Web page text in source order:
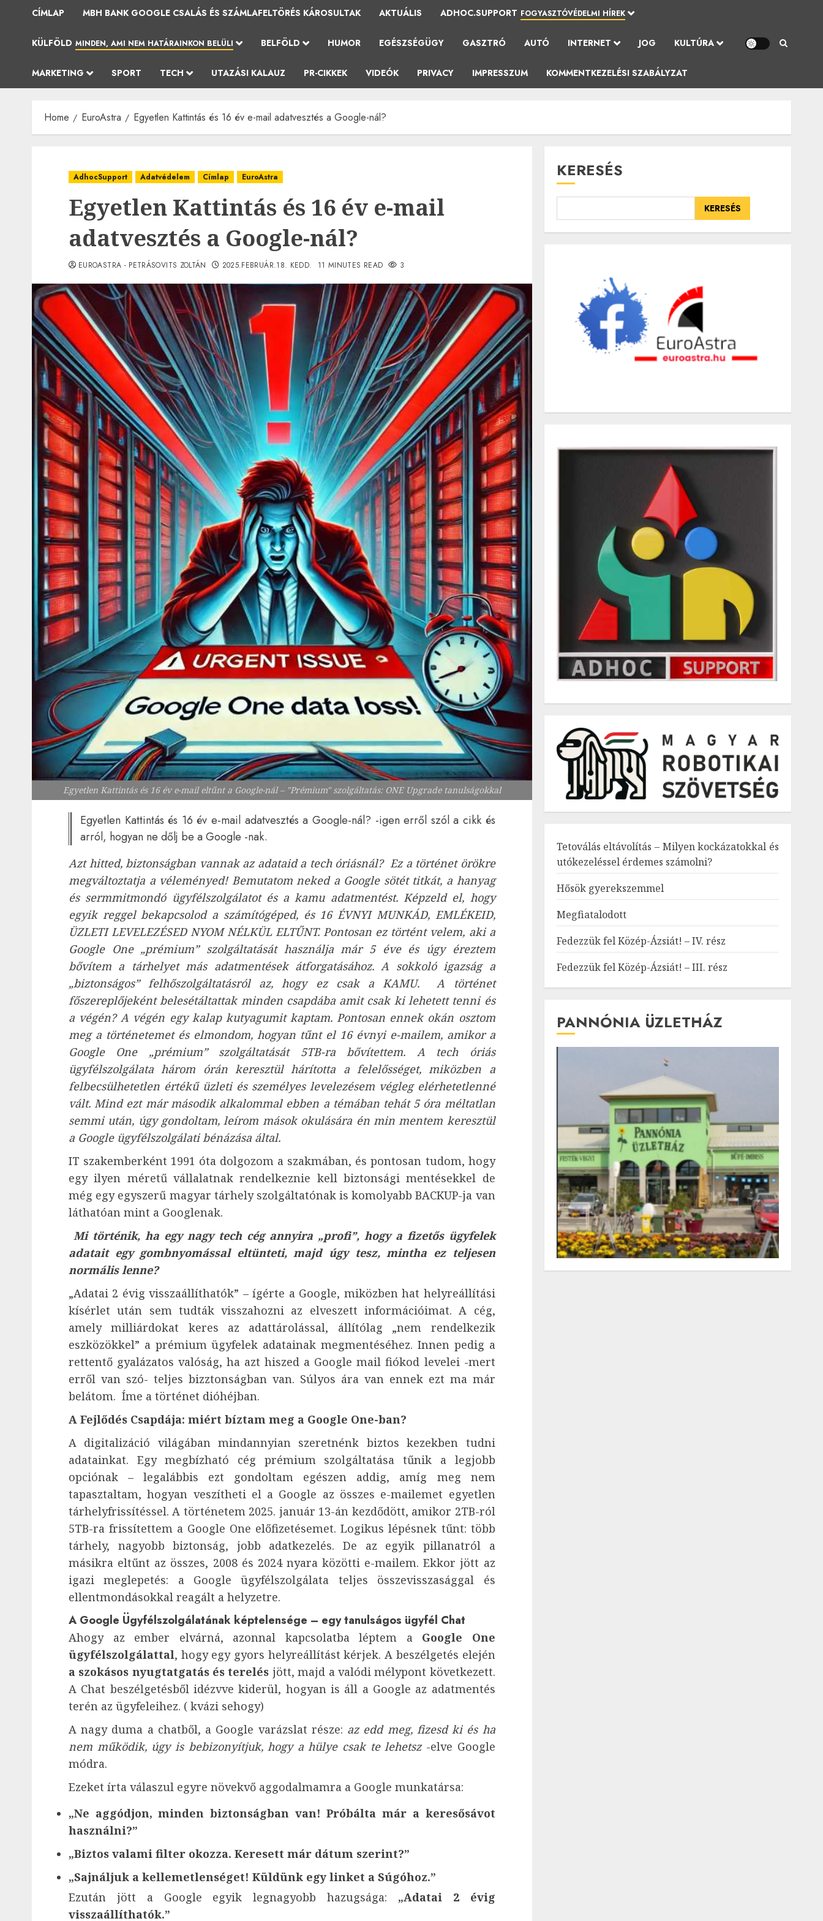
CÍMLAP MBH BANK GOOGLE CSALÁS ÉS SZÁMLAFELTÖRÉS KÁROSULTAK AKTUÁLIS ADHOC.SUPPORT FOGYASZTÓVÉDELMI HÍREK
KÜLFÖLD MINDEN, AMI NEM HATÁRAINKON BELÜLI BELFÖLD HUMOR EGÉSZSÉGÜGY GASZTRÓ AUTÓ INTERNET JOG KULTÚRA
MARKETING SPORT TECH UTAZÁSI KALAUZ PR-CIKKEK VIDEÓK PRIVACY IMPRESSZUM KOMMENTKEZELÉSI SZABÁLYZAT
Home EuroAstra Egyetlen Kattintás és 16 év e-mail adatvesztés a Google-nál?
AdhocSupport Adatvédelem Címlap EuroAstra
Egyetlen Kattintás és 16 év e-mail
adatvesztés a Google-nál?
EUROASTRA - PETRÁSOVITS ZOLTÁN 2025.FEBRUÁR.18. KEDD. 11 MINUTES READ 3
Egyetlen Kattintás és 16 év e-mail eltűnt a Google-nál – "Prémium" szolgáltatás: ONE Upgrade tanulságokkal
Egyetlen Kattintás és 16 év e-mail adatvesztés a Google-nál? -igen erről szól a cikk és
arról, hogyan ne dőlj be a Google -nak.
Azt hitted, biztonságban vannak az adataid a tech óriásnál? Ez a történet örökre
megváltoztatja a véleményed! Bemutatom neked a Google sötét titkát, a hanyag
és sermmitmondó ügyfélszolgálatot és a kamu adatmentést. Képzeld el, hogy
egyik reggel bekapcsolod a számítógéped, és 16 ÉVNYI MUNKÁD, EMLÉKEID,
ÜZLETI LEVELEZÉSED NYOM NÉLKÜL ELTŰNT. Pontosan ez történt velem, aki a
Google One „prémium” szolgáltatását használja már 5 éve és úgy éreztem
bővítem a tárhelyet más adatmentések átforgatásához. A sokkoló igazság a
„biztonságos” felhőszolgáltatásról az, hogy ez csak a KAMU. A történet
főszereplőjeként belesétáltattak minden csapdába amit csak ki lehetett tenni és
a végén? A végén egy kalap kutyagumit kaptam. Pontosan ennek okán osztom
meg a történetemet és elmondom, hogyan tűnt el 16 évnyi e-mailem, amikor a
Google One „prémium” szolgáltatását 5TB-ra bővítettem. A tech óriás
ügyfélszolgálata három órán keresztül hárította a felelősséget, miközben a
felbecsülhetetlen értékű üzleti és személyes levelezésem végleg elérhetetlenné
vált. Mind ezt már második alkalommal ebben a témában tehát 5 óra méltatlan
semmi után, úgy gondoltam, leírom mások okulására én min mentem keresztül
a Google ügyfélszolgálati bénázása által.
IT szakemberként 1991 óta dolgozom a szakmában, és pontosan tudom, hogy
egy ilyen méretű vállalatnak rendelkeznie kell biztonsági mentésekkel de
még egy egyszerű magyar tárhely szolgáltatónak is komolyabb BACKUP-ja van
láthatóan mint a Googlenak.
Mi történik, ha egy nagy tech cég annyira „profi”, hogy a fizetős ügyfelek
adatait egy gombnyomással eltünteti, majd úgy tesz, mintha ez teljesen
normális lenne?
„Adatai 2 évig visszaállíthatók” – ígérte a Google, miközben hat helyreállítási
kísérlet után sem tudták visszahozni az elveszett információimat. A cég,
amely milliárdokat keres az adattárolással, állítólag „nem rendelkezik
eszközökkel” a prémium ügyfelek adatainak megmentéséhez. Innen pedig a
rettentő gyalázatos valóság, ha azt hiszed a Google mail fiókod levelei -mert
erről van szó- teljes bizztonságban van. Súlyos ára van ennek ezt ma már
belátom. Íme a történet dióhéjban.
A Fejlődés Csapdája: miért bíztam meg a Google One-ban?
A digitalizáció világában mindannyian szeretnénk biztos kezekben tudni
adatainkat. Egy megbízható cég prémium szolgáltatása tűnik a legjobb
opciónak – legalábbis ezt gondoltam egészen addig, amíg meg nem
tapasztaltam, hogyan veszítheti el a Google az összes e-mailemet egyetlen
tárhelyfrissítéssel. A történetem 2025. január 13-án kezdődött, amikor 2TB-ról
5TB-ra frissítettem a Google One előfizetésemet. Logikus lépésnek tűnt: több
tárhely, nagyobb biztonság, jobb adatkezelés. De az egyik pillanatról a
másikra eltűnt az összes, 2008 és 2024 nyara közötti e-mailem. Ekkor jött az
igazi meglepetés: a Google ügyfélszolgálata teljes összevisszasággal és
ellentmondásokkal reagált a helyzetre.
A Google Ügyfélszolgálatának képtelensége – egy tanulságos ügyfél Chat
Ahogy az ember elvárná, azonnal kapcsolatba léptem a Google One
ügyfélszolgálattal, hogy egy gyors helyreállítást kérjek. A beszélgetés elején
a szokásos nyugtatgatás és terelés jött, majd a valódi mélypont következett.
A Chat beszélgetésből idézvve kiderül, hogyan is áll a Google az adatmentés
terén az ügyfeleihez. ( kvázi sehogy)
A nagy duma a chatből, a Google varázslat része: az edd meg, fizesd ki és ha
nem működik, úgy is bebizonyítjuk, hogy a hülye csak te lehetsz-elve Google
módra.
Ezeket írta válaszul egyre növekvő aggodalmamra a Google munkatársa:
„Ne aggódjon, minden biztonságban van! Próbálta már a keresősávot
használni?”
„Biztos valami filter okozza. Keresett már dátum szerint?”
„Sajnáljuk a kellemetlenséget! Küldünk egy linket a Súgóhoz.”
Ezután jött a Google egyik legnagyobb hazugsága: „Adatai 2 évig
visszaállíthatók.”
KERESÉS
KERESÉS
Tetoválás eltávolítás – Milyen kockázatokkal és
utókezeléssel érdemes számolni?
Hősök gyerekszemmel
Megfiatalodott
Fedezzük fel Közép-Ázsiát! – IV. rész
Fedezzük fel Közép-Ázsiát! – III. rész
PANNÓNIA ÜZLETHÁZ